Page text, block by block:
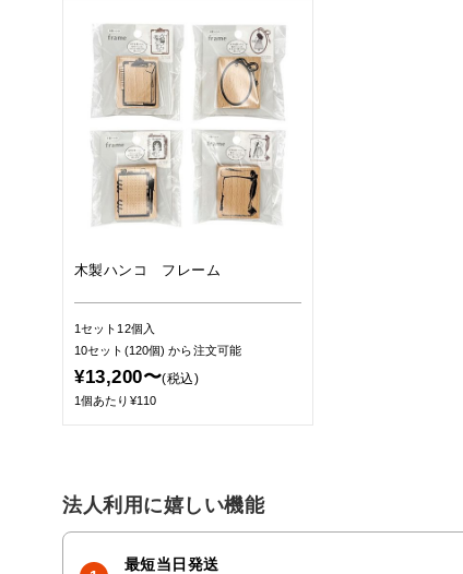
木製ハンコ フレーム
1セット12個入
10セット(120個)から注文可能
¥13,200〜(税込)
1個あたり¥110
法人利用に嬉しい機能
最短当日発送